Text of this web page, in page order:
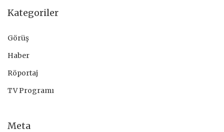
Kategoriler
Görüş
Haber
Röportaj
TV Programı
Meta